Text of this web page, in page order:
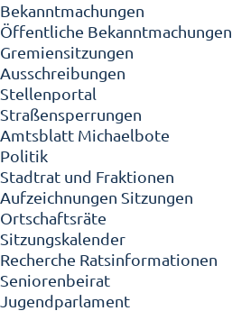
Bekanntmachungen
Öffentliche Bekanntmachungen
Gremiensitzungen
Ausschreibungen
Stellenportal
Straßensperrungen
Amtsblatt Michaelbote
Politik
Stadtrat und Fraktionen
Aufzeichnungen Sitzungen
Ortschaftsräte
Sitzungskalender
Recherche Ratsinformationen
Seniorenbeirat
Jugendparlament